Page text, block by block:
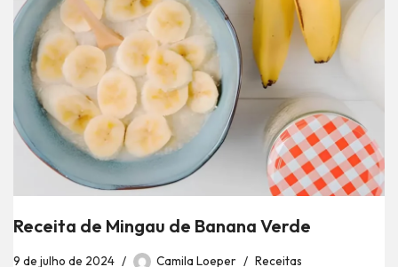
Receita de Mingau de Banana Verde
9 de julho de 2024 Camila Loeper Receitas